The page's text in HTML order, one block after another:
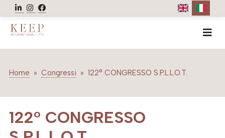
HOME
CONGRESSI
WEBINAR
Home » Congressi » 122° CONGRESSO S.P.L.L.O.T.
122° CONGRESSO